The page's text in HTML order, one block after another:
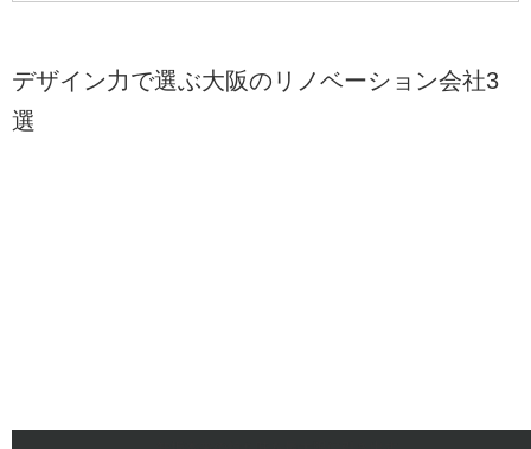
デザイン力で選ぶ大阪のリノベーション会社3
選